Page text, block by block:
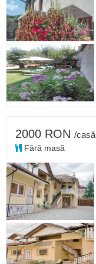
2000 RON /casă
Fără masă